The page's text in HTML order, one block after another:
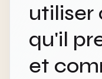
utiliser
qu'il
et